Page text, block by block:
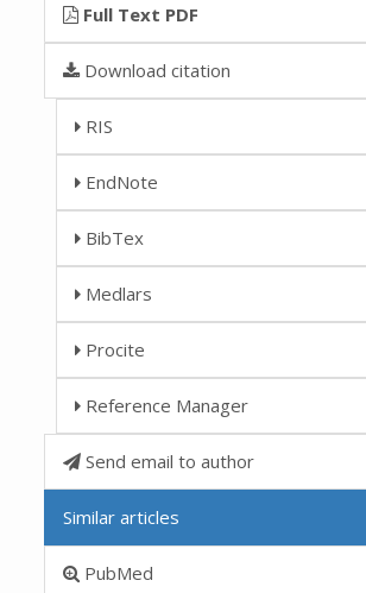
Full Text PDF
Download citation
RIS
EndNote
BibTex
Medlars
Procite
Reference Manager
Send email to author
Similar articles
PubMed